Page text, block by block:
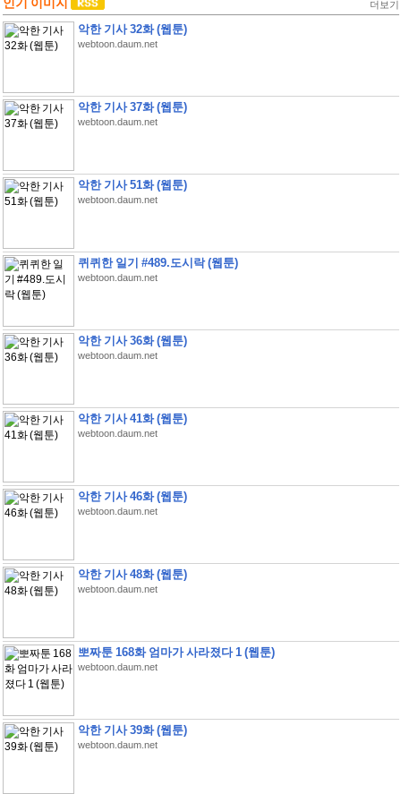
더보기
악한 기사 32화 (웹툰)
webtoon.daum.net
악한 기사 37화 (웹툰)
webtoon.daum.net
악한 기사 51화 (웹툰)
webtoon.daum.net
퀴퀴한 일기 #489.도시락 (웹툰)
webtoon.daum.net
악한 기사 36화 (웹툰)
webtoon.daum.net
악한 기사 41화 (웹툰)
webtoon.daum.net
악한 기사 46화 (웹툰)
webtoon.daum.net
악한 기사 48화 (웹툰)
webtoon.daum.net
뽀짜툰 168화 엄마가 사라졌다 1 (웹툰)
webtoon.daum.net
악한 기사 39화 (웹툰)
webtoon.daum.net